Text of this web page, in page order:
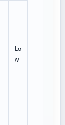
Lo
w